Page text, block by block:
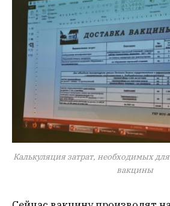
Калькуляция затрат, необходимых
вакцины